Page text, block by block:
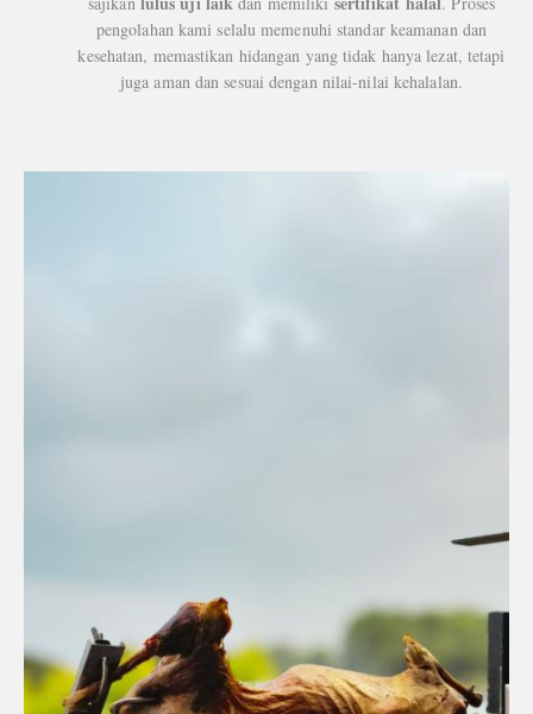
pengolahan kami selalu memenuhi standar keamanan dan
kesehatan, memastikan hidangan yang tidak hanya lezat, tetapi
juga aman dan sesuai dengan nilai-nilai kehalalan.